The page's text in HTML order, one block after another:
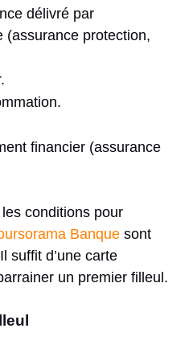
délivré par
(assurance protection,
financier (assurance
conditions pour
Banque sont
suffit d’une carte
un premier filleul.